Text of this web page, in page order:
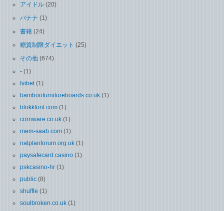
アイドル (20)
バナナ (1)
書籍 (24)
糖質制限ダイエット (25)
その他 (674)
- (1)
Ivibet(1)
bamboofurnitureboards.co.uk (1)
blokkfont.com (1)
cornware.co.uk (1)
mem-saab.com (1)
natplanforum.org.uk (1)
paysafecard casino (1)
pskcasino-hr (1)
public (8)
shuffle (1)
soulbroken.co.uk (1)